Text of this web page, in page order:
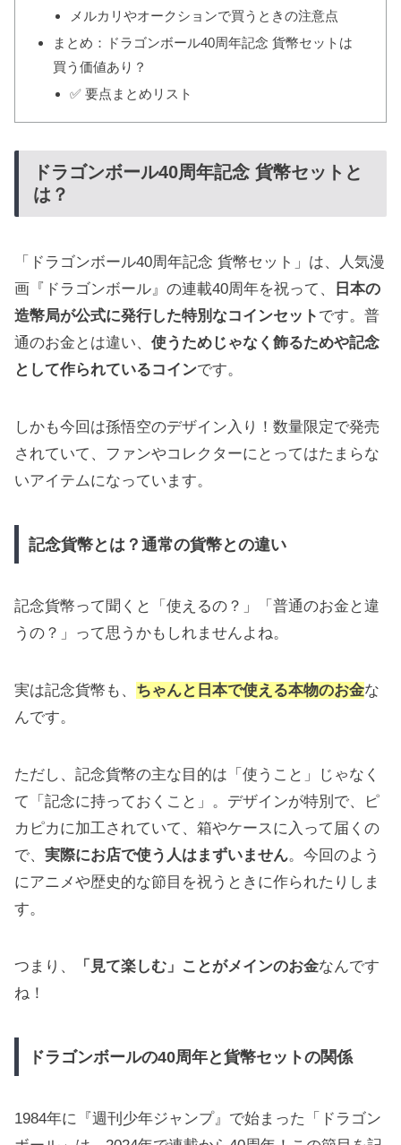
メルカリやオークションで買うときの注意点
まとめ：ドラゴンボール40周年記念 貨幣セットは
買う価値あり？
✅ 要点まとめリスト
ドラゴンボール40周年記念 貨幣セットと
は？
「ドラゴンボール40周年記念 貨幣セット」は、人気漫
画『ドラゴンボール』の連載40周年を祝って、
日本の
造幣局が公式に発行した特別なコインセット です。普
通のお金とは違い、 使うためじゃなく飾るためや記念
として作られているコインです。
しかも今回は孫悟空のデザイン入り！数量限定で発売
されていて、ファンやコレクターにとってはたまらな
いアイテムになっています。
記念貨幣とは？通常の貨幣との違い
記念貨幣って聞くと「使えるの？」「普通のお金と違
うの？」って思うかもしれませんよね。
実は記念貨幣も、 ちゃんと日本で使える本物のお金な
んです。
ただし、記念貨幣の主な目的は「使うこと」じゃなく
て「記念に持っておくこと」。デザインが特別で、ピ
カピカに加工されていて、箱やケースに入って届くの
で、 実際にお店で使う人はまずいません。今回のよう
にアニメや歴史的な節目を祝うときに作られたりしま
す。
つまり、 「見て楽しむ」ことがメインのお金なんです
ね！
ドラゴンボールの40周年と貨幣セットの関係
1984年に『週刊少年ジャンプ』で始まった「ドラゴン